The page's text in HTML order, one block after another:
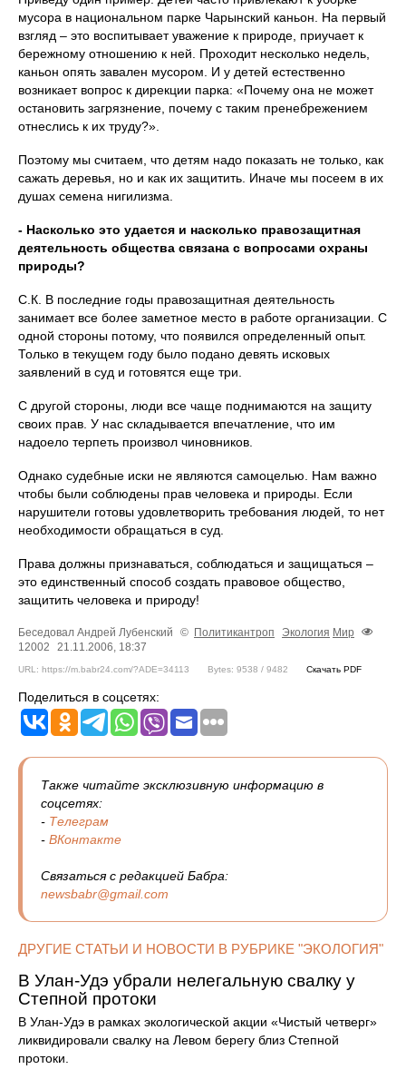
мусора в национальном парке Чарынский каньон. На первый
взгляд – это воспитывает уважение к природе, приучает к
бережному отношению к ней. Проходит несколько недель,
каньон опять завален мусором. И у детей естественно
возникает вопрос к дирекции парка: «Почему она не может
остановить загрязнение, почему с таким пренебрежением
отнеслись к их труду?».
Поэтому мы считаем, что детям надо показать не только, как
сажать деревья, но и как их защитить. Иначе мы посеем в их
душах семена нигилизма.
- Насколько это удается и насколько правозащитная
деятельность общества связана с вопросами охраны
природы?
С.К. В последние годы правозащитная деятельность
занимает все более заметное место в работе организации. С
одной стороны потому, что появился определенный опыт.
Только в текущем году было подано девять исковых
заявлений в суд и готовятся еще три.
С другой стороны, люди все чаще поднимаются на защиту
своих прав. У нас складывается впечатление, что им
надоело терпеть произвол чиновников.
Однако судебные иски не являются самоцелью. Нам важно
чтобы были соблюдены прав человека и природы. Если
нарушители готовы удовлетворить требования людей, то нет
необходимости обращаться в суд.
Права должны признаваться, соблюдаться и защищаться –
это единственный способ создать правовое общество,
защитить человека и природу!
Беседовал Андрей Лубенский © Политикантроп Экология Мир
12002
21.11.2006, 18:37
URL: https://m.babr24.com/?ADE=34113 Bytes: 9538 / 9482 Скачать PDF
Поделиться в соцсетях:
Также читайте эксклюзивную информацию в
соцсетях:
- Телеграм
- ВКонтакте
Связаться с редакцией Бабра:
newsbabr@gmail.com
ДРУГИЕ СТАТЬИ И НОВОСТИ В РУБРИКЕ "ЭКОЛОГИЯ"
В Улан-Удэ убрали нелегальную свалку у
Степной протоки
В Улан-Удэ в рамках экологической акции «Чистый четверг»
ликвидировали свалку на Левом берегу близ Степной
протоки.